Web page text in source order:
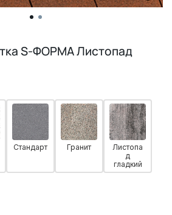
S-ФОРМА Листопад
Стандарт Гранит
Листопа
д
гладкий